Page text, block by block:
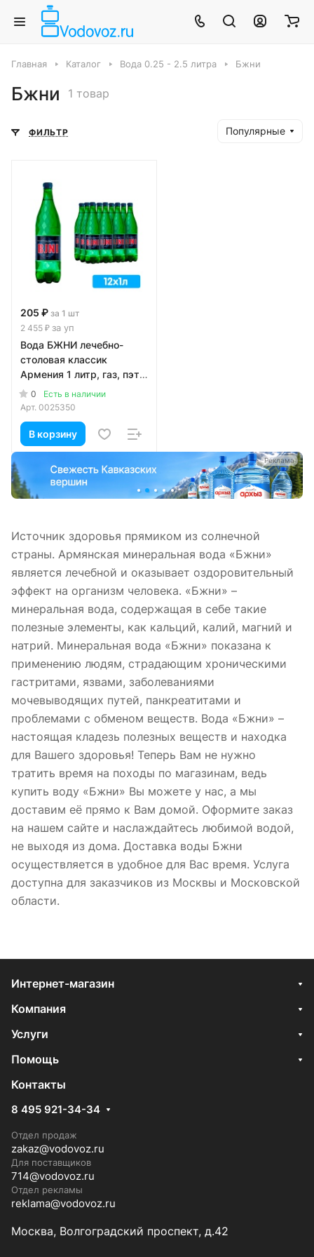
Главная Каталог Вода 0.25 - 2.5 литра Бжни
Бжни 1 товар
ФИЛЬТР Популярные
205 ₽ за 1 шт
2 455 ₽ за уп
Вода БЖНИ лечебно-
столовая классик
Армения 1 литр, газ, пэт,
12 шт. в уп.
0
Есть в наличии
Арт. 0025350
В корзину
Реклама
Источник здоровья прямиком из солнечной
страны. Армянская минеральная вода «Бжни»
является лечебной и оказывает оздоровительный
эффект на организм человека. «Бжни» –
минеральная вода, содержащая в себе такие
полезные элементы, как кальций, калий, магний и
натрий. Минеральная вода «Бжни» показана к
применению людям, страдающим хроническими
гастритами, язвами, заболеваниями
мочевыводящих путей, панкреатитами и
проблемами с обменом веществ. Вода «Бжни» –
настоящая кладезь полезных веществ и находка
для Вашего здоровья! Теперь Вам не нужно
тратить время на походы по магазинам, ведь
купить воду «Бжни» Вы можете у нас, а мы
доставим её прямо к Вам домой. Оформите заказ
на нашем сайте и наслаждайтесь любимой водой,
не выходя из дома. Доставка воды Бжни
осуществляется в удобное для Вас время. Услуга
доступна для заказчиков из Москвы и Московской
области.
Интернет-магазин
Компания
Услуги
Помощь
Контакты
8 495 921-34-34
Отдел продаж
zakaz@vodovoz.ru
Для поставщиков
714@vodovoz.ru
Отдел рекламы
reklama@vodovoz.ru
Москва, Волгоградский проспект, д.42